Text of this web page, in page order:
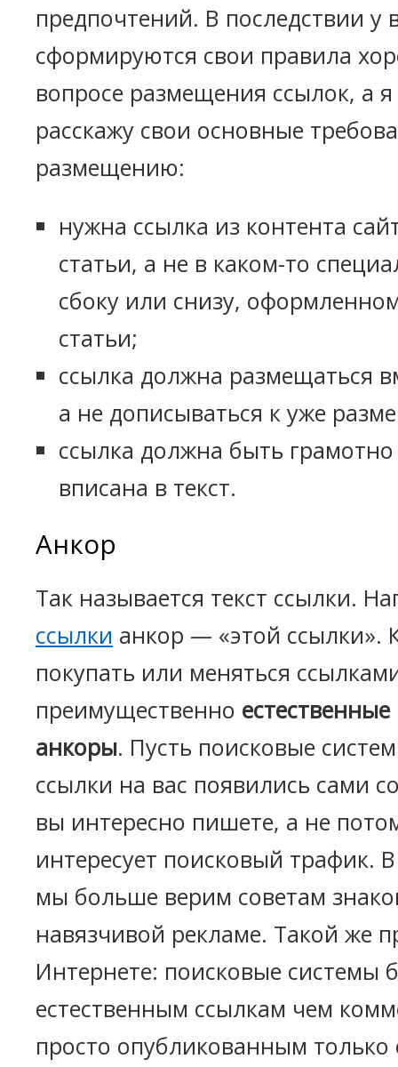
предпочтений. В последствии у
сформируются свои правила
вопросе размещения ссылок, а
расскажу свои основные
размещению:
нужна ссылка из контента
статьи, а не в каком-то
сбоку или снизу,
статьи;
ссылка должна размещаться
а не дописываться к уже
ссылка должна быть
вписана в текст.
Анкор
Так называется текст ссылки.
ссылки анкор — «этой ссылки».
покупать или меняться
преимущественно
анкоры. Пусть поисковые
ссылки на вас появились сами
вы интересно пишете, а не
интересует поисковый трафик.
мы больше верим советам
навязчивой рекламе. Такой же
Интернете: поисковые системы
естественным ссылкам чем
просто опубликованным